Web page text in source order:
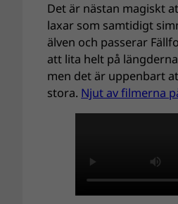
Det är nästan magiskt
laxar som samtidigt
älven och passerar
att lita helt på
men det är uppenbart
stora. Njut av filmerna